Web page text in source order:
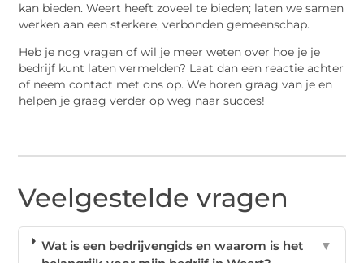
kan bieden. Weert heeft zoveel te bieden; laten we samen
werken aan een sterkere, verbonden gemeenschap.
Heb je nog vragen of wil je meer weten over hoe je je
bedrijf kunt laten vermelden? Laat dan een reactie achter
of neem contact met ons op. We horen graag van je en
helpen je graag verder op weg naar succes!
Veelgestelde vragen
Wat is een bedrijvengids en waarom is het
▼